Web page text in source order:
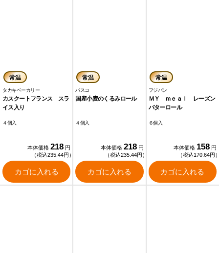
常温
タカキベーカリー
カスクートフランス スラ
イス入り
４個入
本体価格 218 円
（税込235.44円）
カゴに入れる
常温
パスコ
国産小麦のくるみロール
４個入
本体価格 218 円
（税込235.44円）
カゴに入れる
常温
フジパン
ＭＹ ｍｅａｌ レーズン
バターロール
６個入
本体価格 158 円
（税込170.64円
カゴに入れる